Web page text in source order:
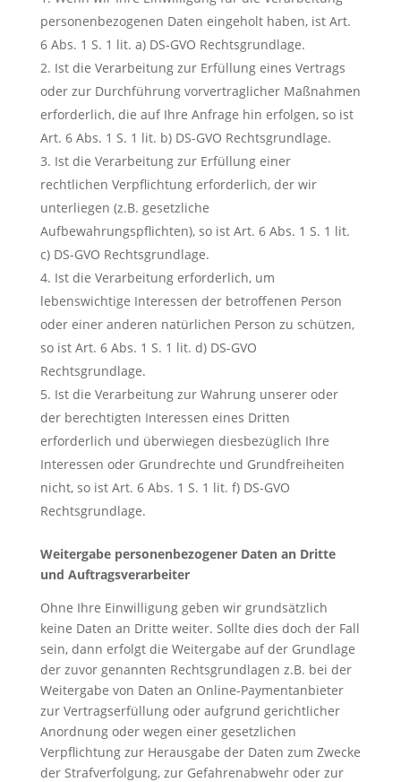
personenbezogenen Daten eingeholt haben, ist Art.
6 Abs. 1 S. 1 lit. a) DS-GVO Rechtsgrundlage.
Ist die Verarbeitung zur Erfüllung eines Vertrags
oder zur Durchführung vorvertraglicher Maßnahmen
erforderlich, die auf Ihre Anfrage hin erfolgen, so ist
Art. 6 Abs. 1 S. 1 lit. b) DS-GVO Rechtsgrundlage.
Ist die Verarbeitung zur Erfüllung einer
rechtlichen Verpflichtung erforderlich, der wir
unterliegen (z.B. gesetzliche
Aufbewahrungspflichten), so ist Art. 6 Abs. 1 S. 1 lit.
c) DS-GVO Rechtsgrundlage.
Ist die Verarbeitung erforderlich, um
lebenswichtige Interessen der betroffenen Person
oder einer anderen natürlichen Person zu schützen,
so ist Art. 6 Abs. 1 S. 1 lit. d) DS-GVO
Rechtsgrundlage.
Ist die Verarbeitung zur Wahrung unserer oder
der berechtigten Interessen eines Dritten
erforderlich und überwiegen diesbezüglich Ihre
Interessen oder Grundrechte und Grundfreiheiten
nicht, so ist Art. 6 Abs. 1 S. 1 lit. f) DS-GVO
Rechtsgrundlage.
Weitergabe personenbezogener Daten an Dritte
und Auftragsverarbeiter
Ohne Ihre Einwilligung geben wir grundsätzlich
keine Daten an Dritte weiter. Sollte dies doch der Fall
sein, dann erfolgt die Weitergabe auf der Grundlage
der zuvor genannten Rechtsgrundlagen z.B. bei der
Weitergabe von Daten an Online-Paymentanbieter
zur Vertragserfüllung oder aufgrund gerichtlicher
Anordnung oder wegen einer gesetzlichen
Verpflichtung zur Herausgabe der Daten zum Zwecke
der Strafverfolgung, zur Gefahrenabwehr oder zur